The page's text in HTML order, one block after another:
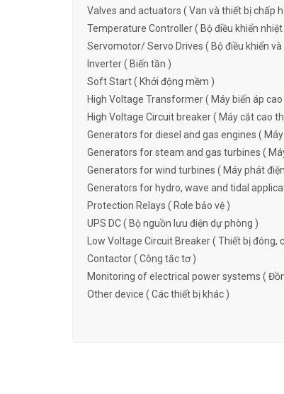
Valves and actuators ( Van và thiết bị chấp
Temperature Controller ( Bộ điều khiển nhiệt
Servomotor/ Servo Drives ( Bộ điều khiển
Inverter ( Biến tần )
Soft Start ( Khởi động mềm )
High Voltage Transformer ( Máy biến áp cao
High Voltage Circuit breaker ( Máy cắt cao
Generators for diesel and gas engines (
Generators for steam and gas turbines (
Generators for wind turbines ( Máy phát
Generators for hydro, wave and tidal
Protection Relays ( Rơle bảo vệ )
UPS DC ( Bộ nguồn lưu điện dự phòng )
Low Voltage Circuit Breaker ( Thiết bị đóng,
Contactor ( Công tắc tơ )
Monitoring of electrical power systems (
Other device ( Các thiết bị khác )